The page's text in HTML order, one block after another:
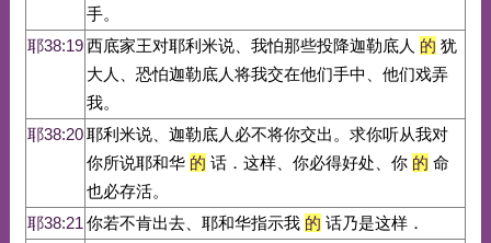
手。
耶38:19西底家王对耶利米说、我怕那些投降迦勒底人 的 犹
大人、恐怕迦勒底人将我交在他们手中、他们戏弄
我。
耶38:20耶利米说、迦勒底人必不将你交出。求你听从我对
你所说耶和华 的 话．这样、你必得好处、你 的 命
也必存活。
耶38:21 你若不肯出去、耶和华指示我 的 话乃是这样．